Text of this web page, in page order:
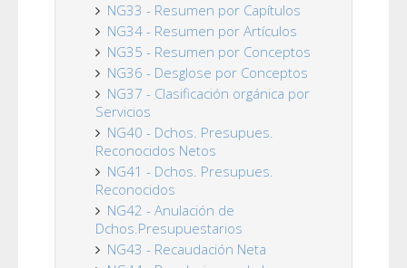
NG33 - Resumen por Capítulos
NG34 - Resumen por Artículos
NG35 - Resumen por Conceptos
NG36 - Desglose por Conceptos
NG37 - Clasificación orgánica por
Servicios
NG40 - Dchos. Presupues.
Reconocidos Netos
NG41 - Dchos. Presupues.
Reconocidos
NG42 - Anulación de
Dchos.Presupuestarios
NG43 - Recaudación Neta